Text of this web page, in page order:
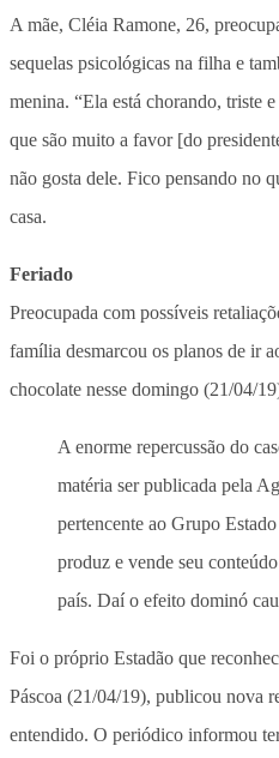
A mãe, Cléia Ramone, 26,
sequelas psicológicas na filha e
menina. “Ela está chorando, triste
que são muito a favor [do
não gosta dele. Fico pensando no
casa.
Feriado
Preocupada com possíveis
família desmarcou os planos de ir
chocolate nesse domingo (21/04/
A enorme repercussão do
matéria ser publicada pela
pertencente ao Grupo
produz e vende seu
país. Daí o efeito dominó
Foi o próprio Estadão que
Páscoa (21/04/19), publicou nova
entendido. O periódico informou